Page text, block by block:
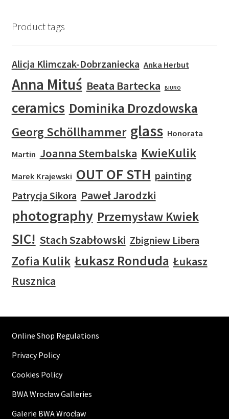
Product tags
Alicja Klimczak-Dobrzaniecka Anka Herbut
Anna Mituś Beata Bartecka BIURO
ceramics Dominika Drozdowska
Georg Schöllhammer glass Honorata
Martin Joanna Stembalska KwieKulik
Marek Krajewski OUT OF STH painting
Patrycja Sikora Paweł Jarodzki
photography Przemysław Kwiek
SIC! Stach Szabłowski Zbigniew Libera
Zofia Kulik Łukasz Ronduda Łukasz
Rusznica
Online Shop Regulations
Privacy Policy
Cookies Policy
BWA Wrocław Galleries
Galerie BWA Wrocław